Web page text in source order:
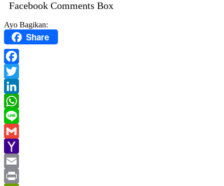
Facebook Comments Box
Ayo Bagikan:
Share
Facebook
Twitter
LinkedIn
WhatsApp
Line
Gmail
Yahoo
Mail
Email